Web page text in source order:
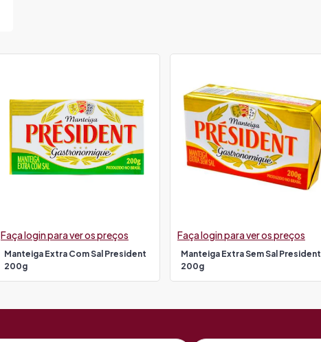
Manteiga Extra Com Sal President
200g
Faça login para ver os preços
Manteiga Extra Sem Sal President
200g
Faça login para ver os preços